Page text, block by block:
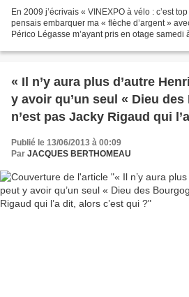
En 2009 j’écrivais « VINEXPO à vélo : c’est
pensais embarquer ma « flèche d’argent »
Périco Légasse m’ayant pris en otage samedi
« Il n’y aura plus d’autre
y avoir qu’un seul « Dieu
n’est pas Jacky Rigaud qui
Publié le 13/06/2013 à 00:09
Par JACQUES BERTHOMEAU